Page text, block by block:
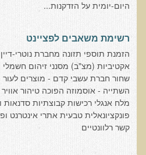
רשימת משאבים לפציינט
רשימת תוצרת מרוססת
רשימת מאכלים המכילים חומצה אוקסלית
דף כספית
רשימת מאכלים המכילים היסטמין
היום-יומית על הזדקנות...
רשימת משאבים לפציינט
הזמנת תוספי תזונה מחברת נוטרי-
אקטיביות (מצ"ב) מסנני זיהום
שחור חברת עשבי קדם - מוצרים לעור
השתייה - אוסמוזה הפוכה טיהור
מלח אנגלי רכישות קבוצתיות סדנאות ו
פונקציונאלית טבעית אתרי אינטרנט
קשר רלוונטיים